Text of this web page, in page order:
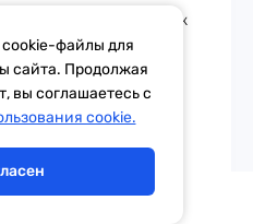
неделю ты уже готов к
должны быть баланс и
«Баланс и гармония» —
в эфир
файлы для
сайта. Продолжая
вы соглашаетесь с
cookie.